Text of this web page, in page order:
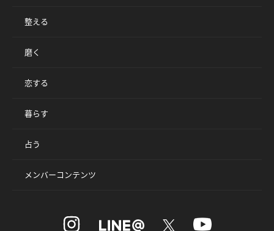
整える
磨く
恋する
暮らす
占う
メンバーコンテンツ